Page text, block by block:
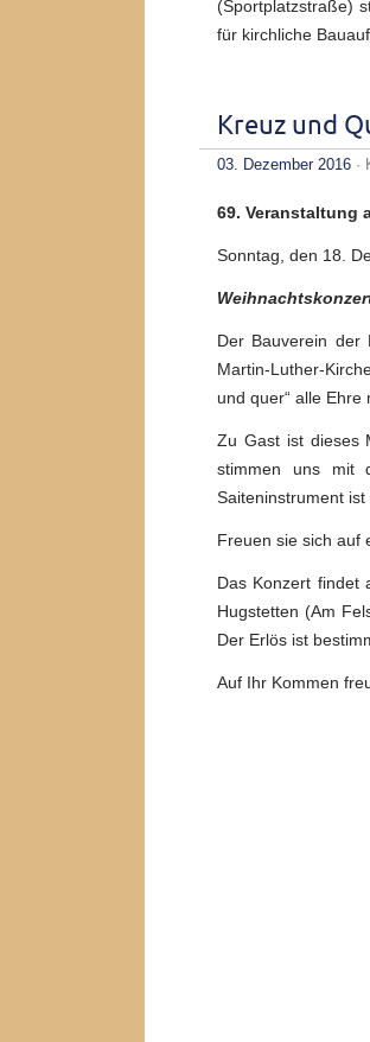
(Sportplatzstraße)
für kirchliche
Kreuz und
03. Dezember 2016 ·
69. Veranstaltung
Sonntag, den 18.
Der Bauverein der
Martin-Luther-
und quer“ alle Ehre
Zu Gast ist dieses
stimmen uns mit
Saiteninstrument
Freuen sie sich auf
Das Konzert findet
Hugstetten (Am
Der Erlös ist
Auf Ihr Kommen